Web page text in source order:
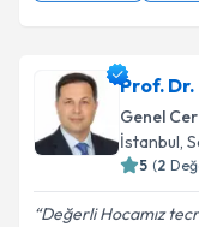
Prof.
Genel
İstanbul,
5 (2
Değerli Hocamız